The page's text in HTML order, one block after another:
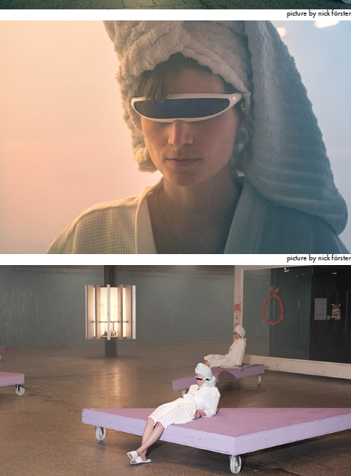
picture by nick förster
picture by nick förster